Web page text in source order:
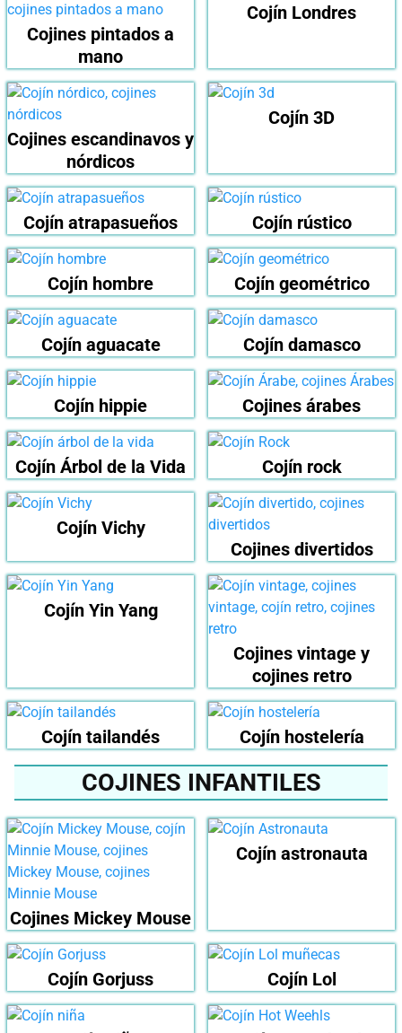
Cojines pintados a
mano
Cojín Londres
Cojines escandinavos y
nórdicos
Cojín 3D
Cojín atrapasueños Cojín rústico
Cojín hombre Cojín geométrico
Cojín aguacate Cojín damasco
Cojín hippie Cojines árabes
Cojín Árbol de la Vida Cojín rock
Cojín Vichy
Cojines divertidos
Cojín Yin Yang
Cojines vintage y
cojines retro
Cojín tailandés Cojín hostelería
COJINES INFANTILES
Cojines Mickey Mouse
Cojín astronauta
Cojín Gorjuss Cojín Lol